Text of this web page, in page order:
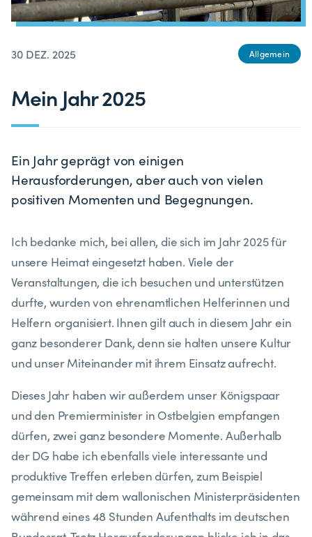
30 DEZ. 2025 Allgemein
Mein Jahr 2025
Ein Jahr geprägt von einigen
Herausforderungen, aber auch von vielen
positiven Momenten und Begegnungen.
Ich bedanke mich, bei allen, die sich im Jahr 2025 für
unsere Heimat eingesetzt haben. Viele der
Veranstaltungen, die ich besuchen und unterstützen
durfte, wurden von ehrenamtlichen Helferinnen und
Helfern organisiert. Ihnen gilt auch in diesem Jahr ein
ganz besonderer Dank, denn sie halten unsere Kultur
und unser Miteinander mit ihrem Einsatz aufrecht.
Dieses Jahr haben wir außerdem unser Königspaar
und den Premierminister in Ostbelgien empfangen
dürfen, zwei ganz besondere Momente. Außerhalb
der DG habe ich ebenfalls viele interessante und
produktive Treffen erleben dürfen, zum Beispiel
gemeinsam mit dem wallonischen Ministerpräsidenten
während eines 48 Stunden Aufenthalts im deutschen